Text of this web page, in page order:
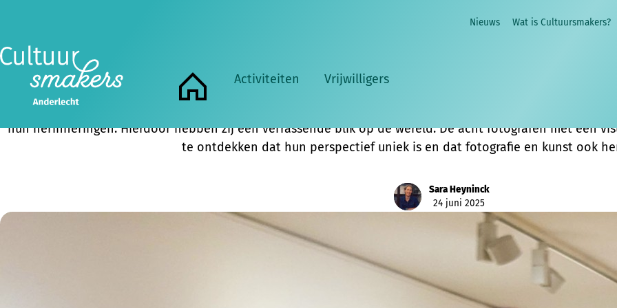
Home
Activiteiten Vrijwilligers
Nieuws Wat is Cultuursmakers?
Anja, Anniek, Eric, Josephina, Julie, Kristel, Micheline en Peter legden zichzelf en hun omgeving vast op
kleur, anderen zien hem gedeeltelijk, vaag, of helemaal niet. Zij kijken niet alleen met hun ogen, maar ook
hun herinneringen. Hierdoor hebben zij een verrassende blik op de wereld. De acht fotografen met een
te ontdekken dat hun perspectief uniek is en dat fotografie en kunst ook
Sara Heyninck
24 juni 2025